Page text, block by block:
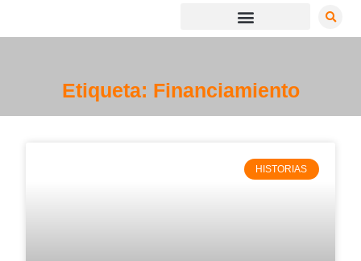
Etiqueta: Financiamiento
HISTORIAS